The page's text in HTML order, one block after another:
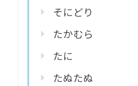
そにどり
たかむら
たに
たぬたぬ